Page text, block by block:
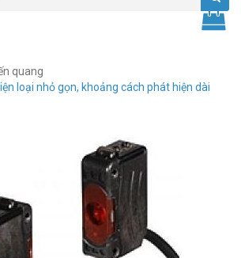
quang
loại nhỏ gọn, khoảng cách phát hiện dài